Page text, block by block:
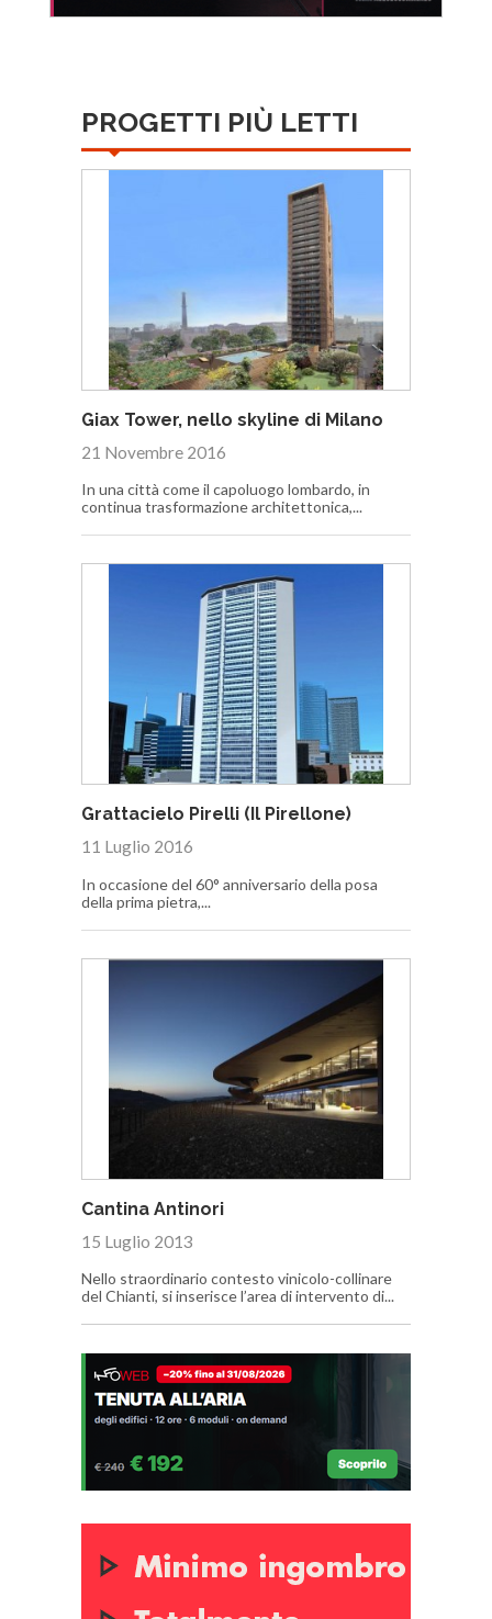
PROGETTI PIÙ LETTI
Giax Tower, nello skyline di Milano
21 Novembre 2016
In una città come il capoluogo lombardo, in
continua trasformazione architettonica,...
Grattacielo Pirelli (Il Pirellone)
11 Luglio 2016
In occasione del 60° anniversario della posa
della prima pietra,...
Cantina Antinori
15 Luglio 2013
Nello straordinario contesto vinicolo-collinare
del Chianti, si inserisce l’area di intervento di...